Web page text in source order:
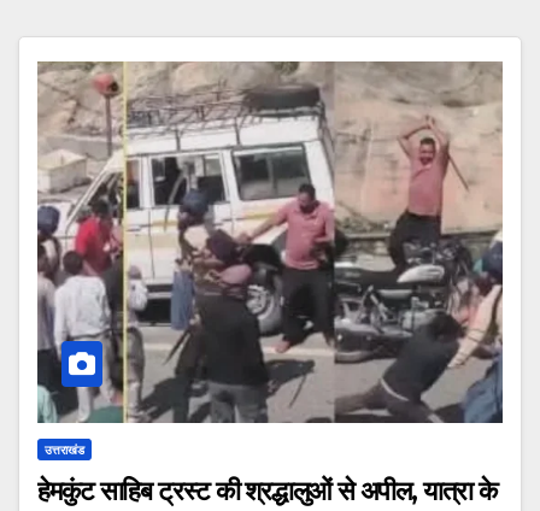
उत्तराखंड
हेमकुंट साहिब ट्रस्ट की श्रद्धालुओं से अपील, यात्रा के